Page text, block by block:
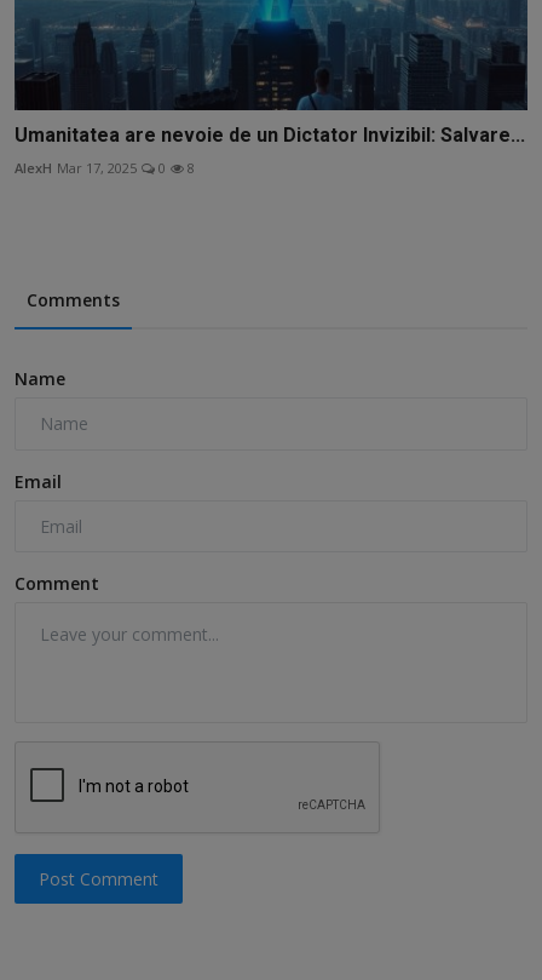
Umanitatea are nevoie de un Dictator Invizibil: Salvare...
AlexH Mar 17, 2025 0 8
Comments
Name
Email
Comment
Post Comment